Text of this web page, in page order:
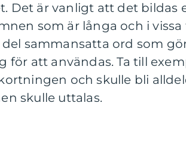
Det är vanligt att det bildas
som är långa och i
del sammansatta ord som
för att användas. Ta till
och skulle bli
skulle uttalas.